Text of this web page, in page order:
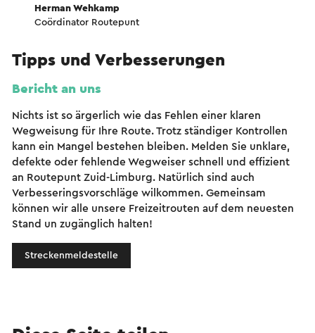
Herman Wehkamp
Coördinator Routepunt
Tipps und Verbesserungen
Bericht an uns
Nichts ist so ärgerlich wie das Fehlen einer klaren
Wegweisung für Ihre Route. Trotz ständiger Kontrollen
kann ein Mangel bestehen bleiben. Melden Sie unklare,
defekte oder fehlende Wegweiser schnell und effizient
an Routepunt Zuid-Limburg. Natürlich sind auch
Verbesseringsvorschläge wilkommen. Gemeinsam
können wir alle unsere Freizeitrouten auf dem neuesten
Stand un zugänglich halten!
Streckenmeldestelle